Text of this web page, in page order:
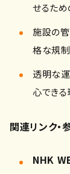
せるため
施設の
格な規制
透明な
心できる
関連リンク・
NHK